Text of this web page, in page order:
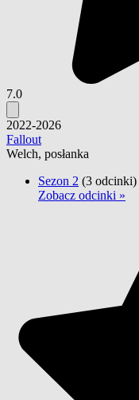
7.0
2022-2026
Fallout
Welch, posłanka
Sezon 2 (3 odcinki)
Zobacz odcinki »